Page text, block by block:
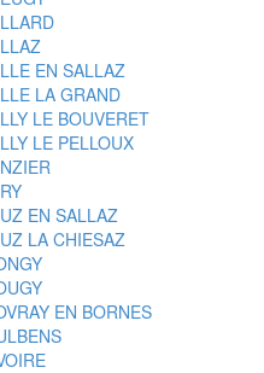
EN SALLAZ
LA GRAND
LE BOUVERET
LE PELLOUX
EN SALLAZ
LA CHIESAZ
EN BORNES